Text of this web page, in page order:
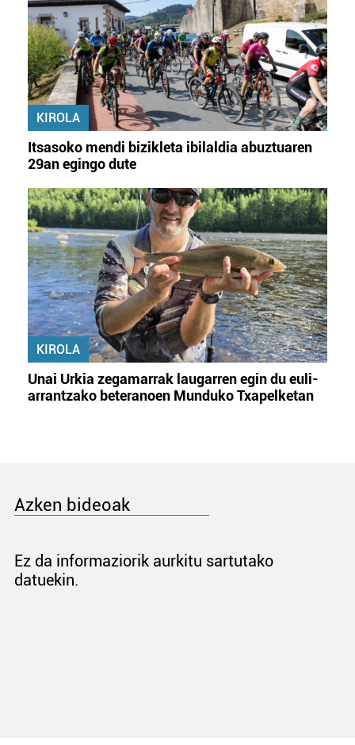
KIROLA
Itsasoko mendi bizikleta ibilaldia abuztuaren
29an egingo dute
KIROLA
Unai Urkia zegamarrak laugarren egin du euli-
arrantzako beteranoen Munduko Txapelketan
Azken bideoak
Ez da informaziorik aurkitu sartutako
datuekin.